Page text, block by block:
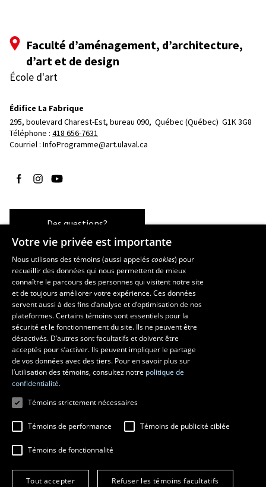
Faculté d’aménagement, d’architecture,
d’art et de design
École d'art
Édifice La Fabrique
295, boulevard Charest-Est, bureau 090, Québec (Québec)  G1K 3G8
Téléphone : 418 656-7631
Courriel : InfoProgramme@art.ulaval.ca
Suivez-nous sur Facebook
Suivez-nous sur Instagram
Suivez-nous sur YouTube
Des questions?
Les écoles et la recherche
École supérieure d’aménagement du territoire et de développement
régional
École d’architecture
École de design
Centre de recherche en aménagement et développement
© 2026 Université Laval
Tous droits réservés
Conditions générales d'utilisation
Votre vie privée est importante
Nous utilisons des témoins (aussi appeléscookies) pour
recueillir des données qui nous permettent de mieux
connaître le parcours des personnes qui visitent notre site
et de toujours améliorer votre expérience. Ces données
servent aussi à des fins d’analyse et d’optimisation de nos
plateformes. Certains témoins sont essentiels pour la
sécurité et le fonctionnement du site. Ils ne peuvent être
désactivés. D’autres sont facultatifs et doivent être
acceptés pour s’activer. Ils peuvent impliquer le partage
de vos données avec des tiers. Pour en savoir plus sur
l’utilisation des témoins, consultez notre politique de
confidentialité.
Témoins strictement nécessaires
Témoins de performance Témoins de publicité ciblée
Témoins de fonctionnalité
Tout accepter Refuser les témoins facultatifs